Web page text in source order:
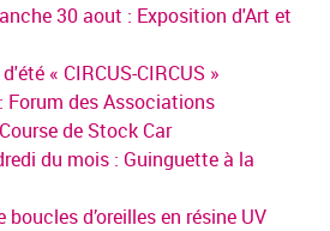
30 aout : Exposition d'Art et
« CIRCUS-CIRCUS »
Forum des Associations
de Stock Car
du mois : Guinguette à la
d’oreilles en résine UV